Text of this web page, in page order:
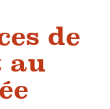
de
au